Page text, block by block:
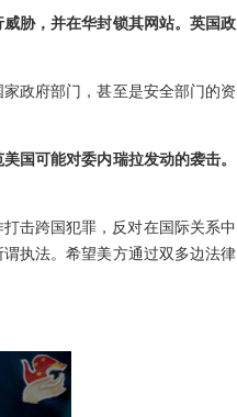
胁，并在华封锁其网站。英国政
政府部门，甚至是安全部门的资
国可能对委内瑞拉发动的袭击。
击跨国犯罪，反对在国际关系中
执法。希望美方通过双多边法律